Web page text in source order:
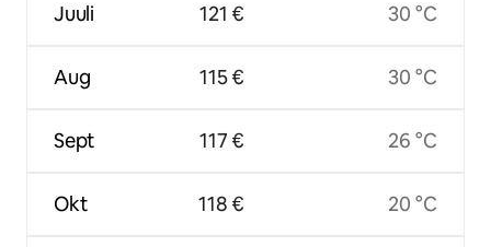
Juuli
Aug
Sept
Okt
121 €
115 €
117 €
118 €
30 °C
30 °C
26 °C
20 °C